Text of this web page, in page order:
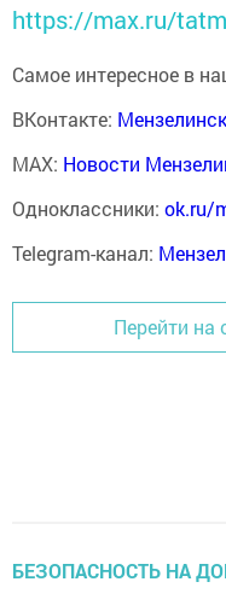
https://max.ru/
Самое интересное в
ВКонтакте:
MAX: Новости
Одноклассники: ok.ru/
Telegram-канал:
Перейти на
БЕЗОПАСНОСТЬ НА